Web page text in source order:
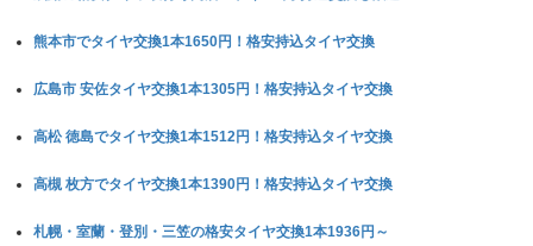
熊本市でタイヤ交換1本1650円！格安持込タイヤ交換
広島市 安佐タイヤ交換1本1305円！格安持込タイヤ交換
高松 徳島でタイヤ交換1本1512円！格安持込タイヤ交換
高槻 枚方でタイヤ交換1本1390円！格安持込タイヤ交換
札幌・室蘭・登別・三笠の格安タイヤ交換1本1936円～